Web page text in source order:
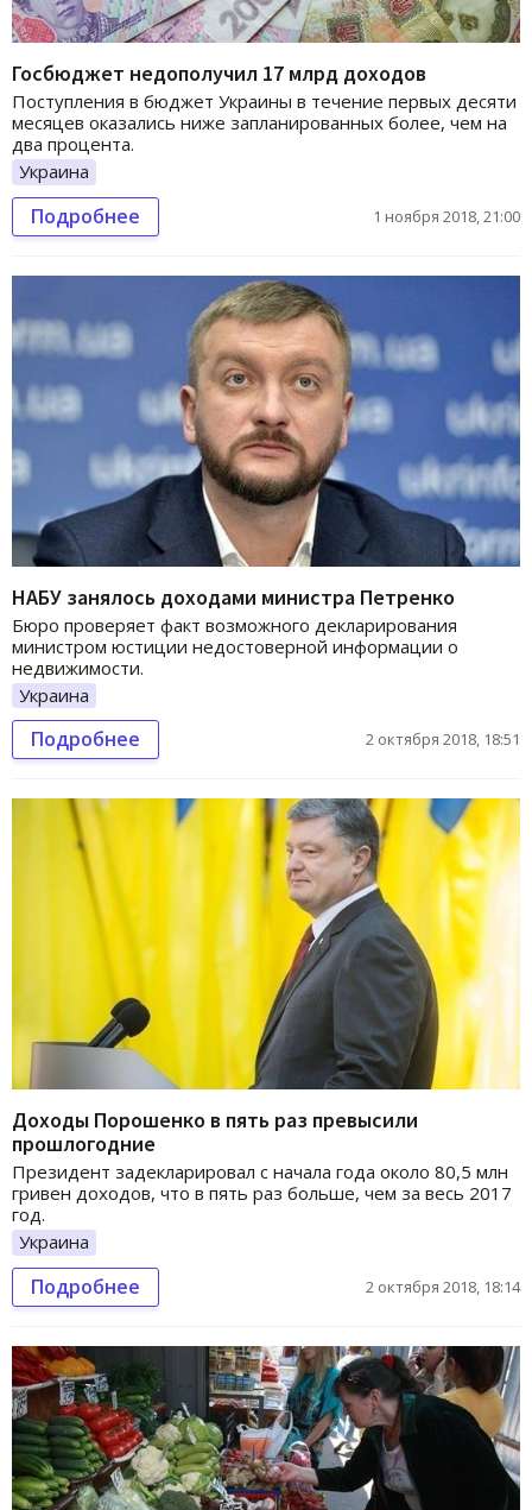
Госбюджет недополучил 17 млрд доходов
Поступления в бюджет Украины в течение первых десяти
месяцев оказались ниже запланированных более, чем на
два процента.
Украина
Подробнее 1 ноября 2018, 21:00
НАБУ занялось доходами министра Петренко
Бюро проверяет факт возможного декларирования
министром юстиции недостоверной информации о
недвижимости.
Украина
Подробнее 2 октября 2018, 18:51
Доходы Порошенко в пять раз превысили
прошлогодние
Президент задекларировал с начала года около 80,5 млн
гривен доходов, что в пять раз больше, чем за весь 2017
год.
Украина
Подробнее 2 октября 2018, 18:14